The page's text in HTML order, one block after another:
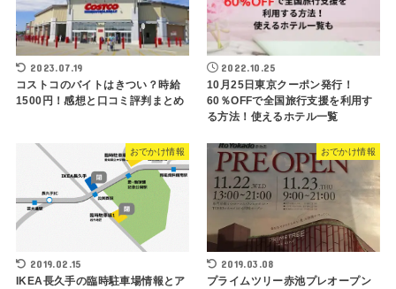
2023.07.19
コストコのバイトはきつい？時給
1500円！感想と口コミ評判まとめ
2022.10.25
10月25日東京クーポン発行！
60％OFFで全国旅行支援を利用す
る方法！使えるホテル一覧
おでかけ情報
2019.02.15
IKEA長久手の臨時駐車場情報とア
おでかけ情報
2019.03.08
プライムツリー赤池プレオープン